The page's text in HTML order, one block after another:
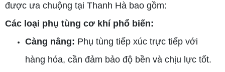
được ưa chuộng tại Thanh Hà bao gồm:
Các loại phụ tùng cơ khí phổ biến:
Càng nâng: Phụ tùng tiếp xúc trực tiếp với
hàng hóa, cần đảm bảo độ bền và chịu lực tốt.